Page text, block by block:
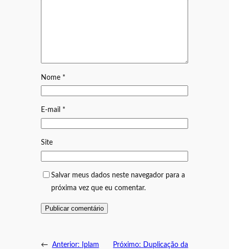
Nome *
E-mail *
Site
Salvar meus dados neste navegador para a
próxima vez que eu comentar.
← Anterior:
Iplam
Próximo: Duplicação da